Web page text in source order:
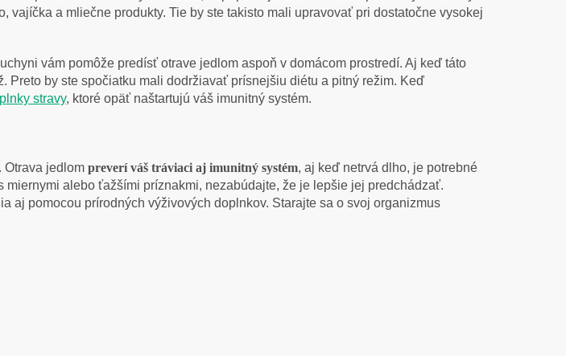
vajíčka a mliečne produkty. Tie by ste takisto mali upravovať pri dostatočne vysokej
vám pomôže predísť otrave jedlom aspoň v domácom prostredí. Aj keď táto
Preto by ste spočiatku mali dodržiavať prísnejšiu diétu a pitný režim. Keď
stravy, ktoré opäť naštartujú váš imunitný systém.
Otrava jedlom preverí váš tráviaci aj imunitný systém, aj keď netrvá dlho, je potrebné
alebo ťažšími príznakmi, nezabúdajte, že je lepšie jej predchádzať.
aj pomocou prírodných výživových doplnkov. Starajte sa o svoj organizmus